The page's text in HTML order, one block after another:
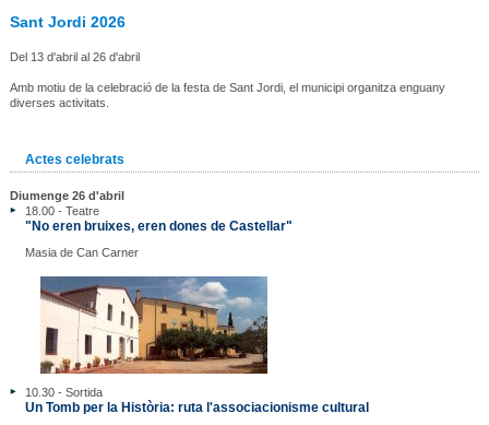
Sant Jordi 2026
Del 13 d'abril al 26 d'abril
Amb motiu de la celebració de la festa de Sant Jordi, el municipi organitza enguany
diverses activitats.
Actes celebrats
Diumenge 26 d'abril
18.00 - Teatre
"No eren bruixes, eren dones de Castellar"
Masia de Can Carner
10.30 - Sortida
Un Tomb per la Història: ruta l'associacionisme cultural